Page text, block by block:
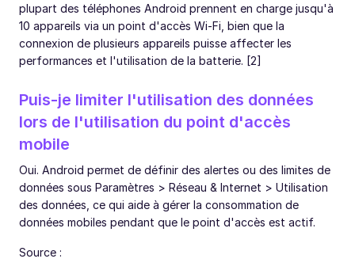
plupart des téléphones Android prennent en charge jusqu'à
10 appareils via un point d'accès Wi-Fi, bien que la
connexion de plusieurs appareils puisse affecter les
performances et l'utilisation de la batterie. [2]
Puis-je limiter l'utilisation des données
lors de l'utilisation du point d'accès
mobile
Oui. Android permet de définir des alertes ou des limites de
données sous Paramètres > Réseau & Internet > Utilisation
des données, ce qui aide à gérer la consommation de
données mobiles pendant que le point d'accès est actif.
Source :